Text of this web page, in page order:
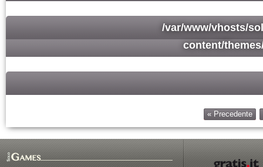
/var/www/vhosts/
content/
« Precedente